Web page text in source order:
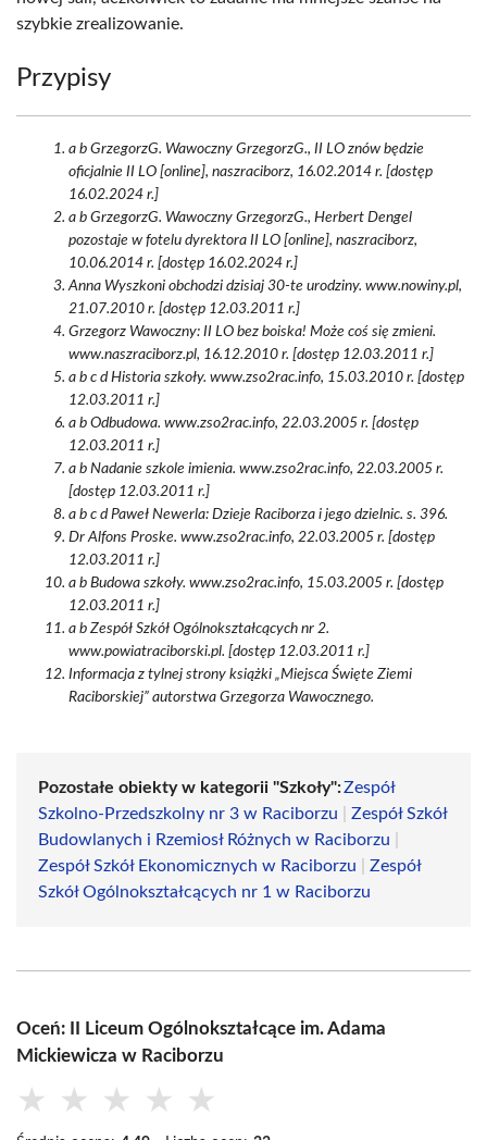
szybkie zrealizowanie.
Przypisy
a b GrzegorzG. Wawoczny GrzegorzG., II LO znów będzie
oficjalnie II LO [online], naszraciborz, 16.02.2014 r. [dostęp
16.02.2024 r.]
a b GrzegorzG. Wawoczny GrzegorzG., Herbert Dengel
pozostaje w fotelu dyrektora II LO [online], naszraciborz,
10.06.2014 r. [dostęp 16.02.2024 r.]
Anna Wyszkoni obchodzi dzisiaj 30-te urodziny. www.nowiny.pl,
21.07.2010 r. [dostęp 12.03.2011 r.]
Grzegorz Wawoczny: II LO bez boiska! Może coś się zmieni.
www.naszraciborz.pl, 16.12.2010 r. [dostęp 12.03.2011 r.]
a b c d Historia szkoły. www.zso2rac.info, 15.03.2010 r. [dostęp
12.03.2011 r.]
a b Odbudowa. www.zso2rac.info, 22.03.2005 r. [dostęp
12.03.2011 r.]
a b Nadanie szkole imienia. www.zso2rac.info, 22.03.2005 r.
[dostęp 12.03.2011 r.]
a b c d Paweł Newerla: Dzieje Raciborza i jego dzielnic. s. 396.
Dr Alfons Proske. www.zso2rac.info, 22.03.2005 r. [dostęp
12.03.2011 r.]
a b Budowa szkoły. www.zso2rac.info, 15.03.2005 r. [dostęp
12.03.2011 r.]
a b Zespół Szkół Ogólnokształcących nr 2.
www.powiatraciborski.pl. [dostęp 12.03.2011 r.]
Informacja z tylnej strony książki „Miejsca Święte Ziemi
Raciborskiej” autorstwa Grzegorza Wawocznego.
Pozostałe obiekty w kategorii "Szkoły":Zespół
Szkolno-Przedszkolny nr 3 w Raciborzu
Zespół Szkół
Budowlanych i Rzemiosł Różnych w Raciborzu
Zespół Szkół Ekonomicznych w Raciborzu
Zespół
Szkół Ogólnokształcących nr 1 w Raciborzu
Oceń: II Liceum Ogólnokształcące im. Adama
Mickiewicza w Raciborzu
★ ★ ★ ★ ★